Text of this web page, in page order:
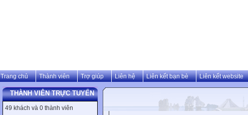
Trang chủ Thành viên Trợ giúp Liên hệ Liên kết bạn bè Liên kết website
THÀNH VIÊN TRỰC TUYẾN
49 khách và 0 thành viên